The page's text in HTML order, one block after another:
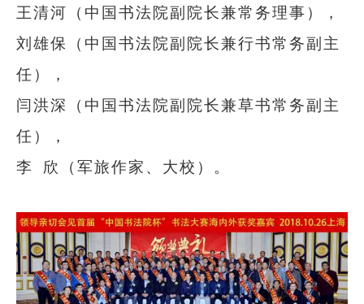
王清河（中国书法院副院长兼常务理事），
刘雄保（中国书法院副院长兼行书常务副主
任），
闫洪深（中国书法院副院长兼草书常务副主
任），
李
欣（军旅作家、大校）。